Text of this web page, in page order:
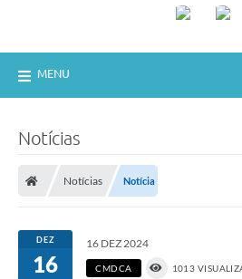
MENU
Notícias
Notícias Notícia
DEZ
16
16 DEZ 2024
CMDCA 1013